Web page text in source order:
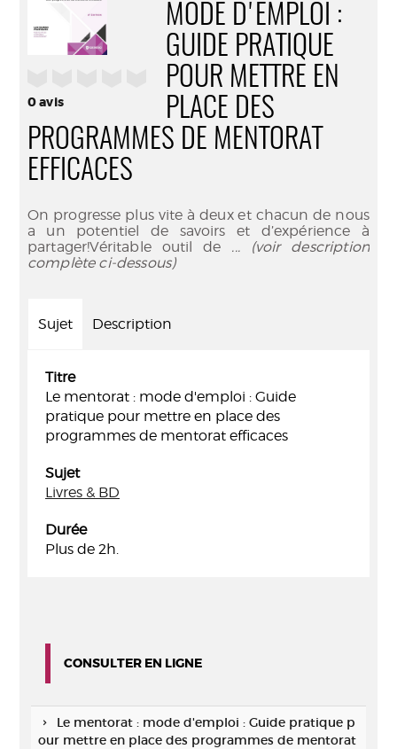
0avis
MODE D'EMPLOI :
GUIDE PRATIQUE
POUR METTRE EN
PLACE DES
PROGRAMMES DE MENTORAT
EFFICACES
On progresse plus vite à deux et chacun de nous
a un potentiel de savoirs et d’expérience à
partager!Véritable outil de ... (voir description
complète ci-dessous)
Sujet Description
Titre
Le mentorat : mode d'emploi : Guide
pratique pour mettre en place des
programmes de mentorat efficaces
Sujet
Livres & BD
Durée
Plus de 2h.
CONSULTER EN LIGNE
Le mentorat : mode d'emploi : Guide pratique p
our mettre en place des programmes de mentorat